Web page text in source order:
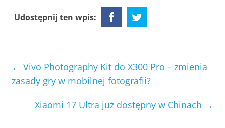
Udostępnij ten wpis:
← Vivo Photography Kit do X300 Pro – zmienia
zasady gry w mobilnej fotografii?
Xiaomi 17 Ultra już dostępny w Chinach →